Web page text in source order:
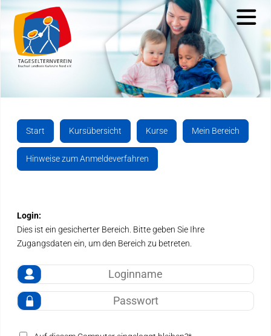
Wir als Verein
Aktuelles
Kurse & Anmeldung
Links & Downloads
Suche
Start Kursübersicht Kurse Mein Bereich
Hinweise zum Anmeldeverfahren
Login:
Dies ist ein gesicherter Bereich. Bitte geben Sie Ihre
Zugangsdaten ein, um den Bereich zu betreten.